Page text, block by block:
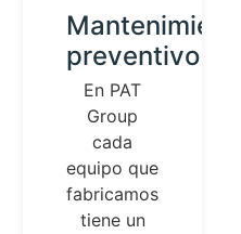
preventivo
En PAT
Group
cada
equipo que
fabricamos
tiene un